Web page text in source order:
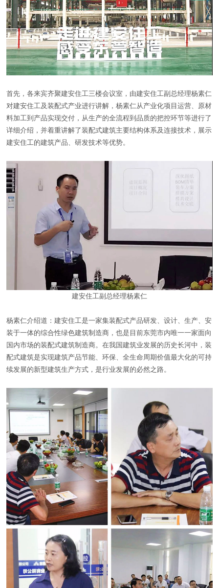
首先，各来宾齐聚建安住工三楼会议室，由建安住工副总经理杨素仁
对建安住工及装配式产业进行讲解，杨素仁从产业化项目运营、原材
料加工到产品实现交付，从生产的全流程到品质的把控环节等进行了
详细介绍，并着重讲解了装配式建筑主要结构体系及连接技术，展示
建安住工的建筑产品、研发技术等优势。
建安住工副总经理杨素仁
杨素仁介绍道：建安住工是一家集装配式产品研发、设计、生产、安
装于一体的综合性绿色建筑制造商，也是目前东莞市内唯一一家面向
国内市场的装配式建筑制造商。在我国建筑业发展的历史长河中，装
配式建筑是实现建筑产品节能、环保、全生命周期价值最大化的可持
续发展的新型建筑生产方式，是行业发展的必然之路。